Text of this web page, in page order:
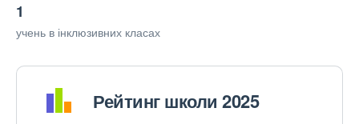
1
учень в інклюзивних класах
Рейтинг школи 2025